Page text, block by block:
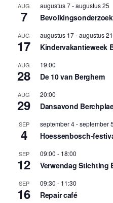
AUG
7
augustus 7-augustus 25
AUG
17
augustus 17-augustus 21
Kindervakantieweek
AUG
28
19:00
De 10 van Berghem
AUG
29
20:00
Dansavond
SEP
4
september 4-september 5
Hoessenbosch-
SEP
12
09:00 - 18:00
Verwendag Stichting
SEP
16
09:30 - 11:30
Repair café